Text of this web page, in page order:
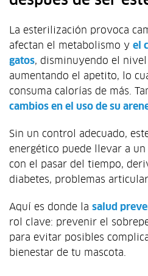
La esterilización provoca
afectan el metabolismo y el
gatos, disminuyendo el
aumentando el apetito, lo
consuma calorías de más.
cambios en el uso de su
Sin un control adecuado,
energético puede llevar a
con el pasar del tiempo,
diabetes, problemas
Aquí es donde la salud
rol clave: prevenir el
para evitar posibles
bienestar de tu mascota.